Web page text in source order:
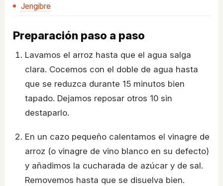
Jengibre
Preparación paso a paso
Lavamos el arroz hasta que el agua salga
clara. Cocemos con el doble de agua hasta
que se reduzca durante 15 minutos bien
tapado. Dejamos reposar otros 10 sin
destaparlo.
En un cazo pequeño calentamos el vinagre de
arroz (o vinagre de vino blanco en su defecto)
y añadimos la cucharada de azúcar y de sal.
Removemos hasta que se disuelva bien.